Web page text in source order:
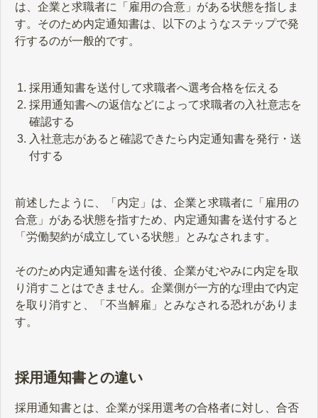
は、企業と求職者に「雇用の合意」がある状態を指しま
す。そのため内定通知書は、以下のようなステップで発
行するのが一般的です。
採用通知書を送付して求職者へ選考合格を伝える
採用通知書への返信などによって求職者の入社意志を
確認する
入社意志があると確認できたら内定通知書を発行・送
付する
前述したように、「内定」は、企業と求職者に「雇用の
合意」がある状態を指すため、内定通知書を送付すると
「労働契約が成立している状態」とみなされます。
そのため内定通知書を送付後、企業がむやみに内定を取
り消すことはできません。企業側が一方的な理由で内定
を取り消すと、「不当解雇」とみなされる恐れがありま
す。
採用通知書との違い
採用通知書とは、企業が採用選考の合格者に対し、合否